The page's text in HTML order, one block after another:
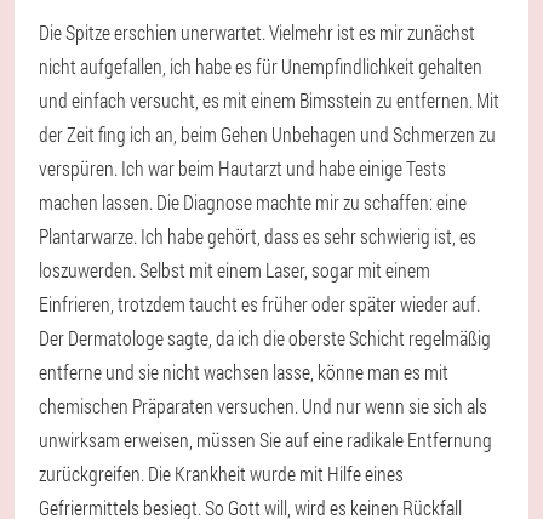
Die Spitze erschien unerwartet. Vielmehr ist es mir zunächst
nicht aufgefallen, ich habe es für Unempfindlichkeit gehalten
und einfach versucht, es mit einem Bimsstein zu entfernen. Mit
der Zeit fing ich an, beim Gehen Unbehagen und Schmerzen zu
verspüren. Ich war beim Hautarzt und habe einige Tests
machen lassen. Die Diagnose machte mir zu schaffen: eine
Plantarwarze. Ich habe gehört, dass es sehr schwierig ist, es
loszuwerden. Selbst mit einem Laser, sogar mit einem
Einfrieren, trotzdem taucht es früher oder später wieder auf.
Der Dermatologe sagte, da ich die oberste Schicht regelmäßig
entferne und sie nicht wachsen lasse, könne man es mit
chemischen Präparaten versuchen. Und nur wenn sie sich als
unwirksam erweisen, müssen Sie auf eine radikale Entfernung
zurückgreifen. Die Krankheit wurde mit Hilfe eines
Gefriermittels besiegt. So Gott will, wird es keinen Rückfall